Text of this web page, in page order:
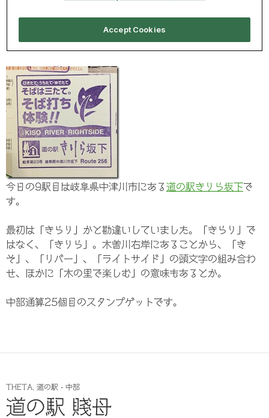
今日の9駅目は岐阜県中津川市にある 道の駅きりら坂下で
す。
最初は「きらり」かと勘違いしていました。「きらり」で
はなく、「きりら」。木曽川右岸にあることから、「き
そ」、「リバー」、「ライトサイド」の頭文字の組み合わ
せ、ほかに「木の里で楽しむ」の意味もあるとか。
中部通算25個目のスタンプゲットです。
THETA 道の駅 - 中部
道の駅 賤母